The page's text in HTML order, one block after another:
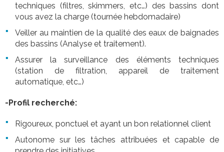
techniques (filtres, skimmers, etc…) des bassins dont
vous avez la charge (tournée hebdomadaire)
Veiller au maintien de la qualité des eaux de baignades
des bassins (Analyse et traitement).
Assurer la surveillance des éléments techniques
(station de filtration, appareil de traitement
automatique, etc…)
-Profil recherché:
Rigoureux, ponctuel et ayant un bon relationnel client
Autonome sur les tâches attribuées et capable de